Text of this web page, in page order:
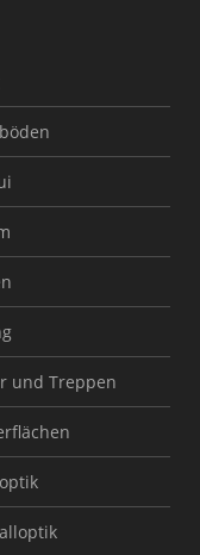
und Treppen